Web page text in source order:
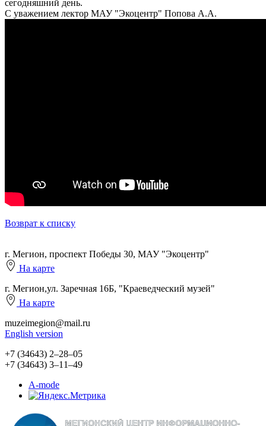
сегодняшний день.
С уважением лектор МАУ "Экоцентр" Попова А.А.
Возврат к списку
г. Мегион, проспект Победы 30, МАУ "Экоцентр"
На карте
г. Мегион,ул. Заречная 16Б, "Краеведческий музей"
На карте
muzeimegion@mail.ru
English version
+7 (34643) 2‒28‒05
+7 (34643) 3‒11‒49
A-mode